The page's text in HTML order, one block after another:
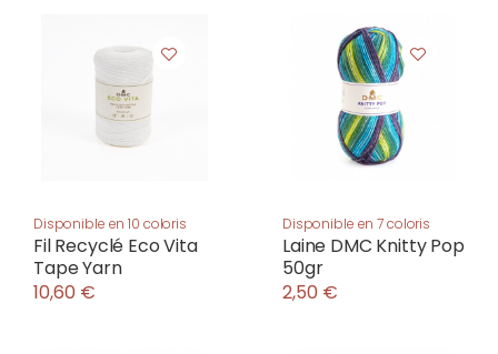
Disponible en 10 coloris
Fil Recyclé Eco Vita
Tape Yarn
10,60 €
Disponible en 7 coloris
Laine DMC Knitty Pop
50gr
2,50 €